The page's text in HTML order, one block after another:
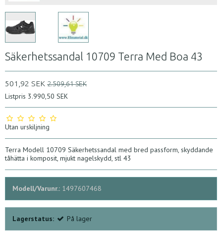
Säkerhetssandal 10709 Terra Med Boa 43
501,92 SEK 2.509,61 SEK
Listpris 3.990,50 SEK
Utan urskiljning
Terra Modell 10709 Säkerhetssandal med bred passform, skyddande
tåhätta i komposit, mjukt nagelskydd, stl 43
Modell/Varunr.: 1497607468
Lagerstatus: På lager